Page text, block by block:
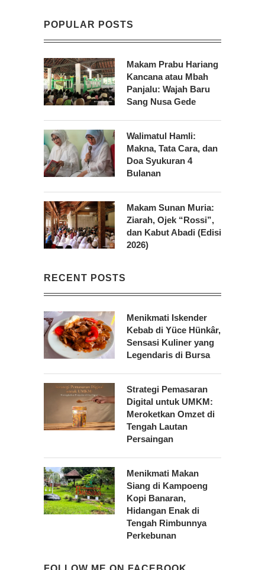
POPULAR POSTS
Makam Prabu Hariang
Kancana atau Mbah
Panjalu: Wajah Baru
Sang Nusa Gede
Walimatul Hamli:
Makna, Tata Cara, dan
Doa Syukuran 4
Bulanan
Makam Sunan Muria:
Ziarah, Ojek “Rossi”,
dan Kabut Abadi (Edisi
2026)
RECENT POSTS
Menikmati Iskender
Kebab di Yüce Hünkâr,
Sensasi Kuliner yang
Legendaris di Bursa
Strategi Pemasaran
Digital untuk UMKM:
Meroketkan Omzet di
Tengah Lautan
Persaingan
Menikmati Makan
Siang di Kampoeng
Kopi Banaran,
Hidangan Enak di
Tengah Rimbunnya
Perkebunan